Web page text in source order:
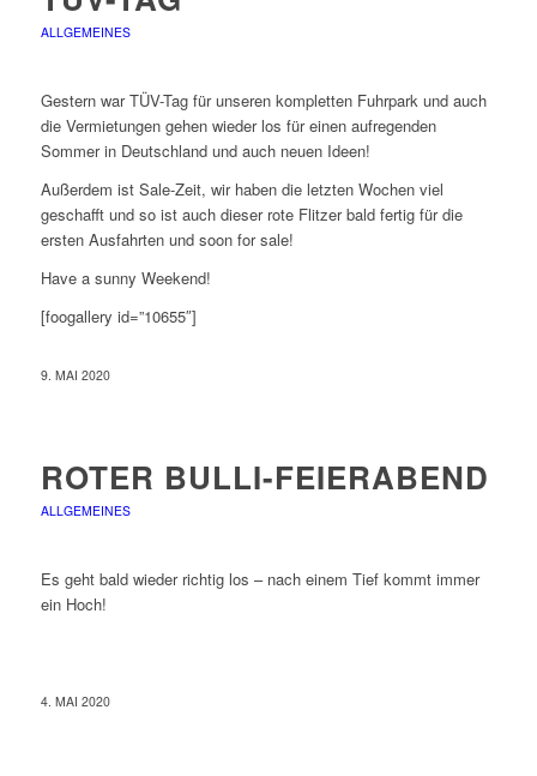
ALLGEMEINES
Gestern war TÜV-Tag für unseren kompletten Fuhrpark und auch
die Vermietungen gehen wieder los für einen aufregenden
Sommer in Deutschland und auch neuen Ideen!
Außerdem ist Sale-Zeit, wir haben die letzten Wochen viel
geschafft und so ist auch dieser rote Flitzer bald fertig für die
ersten Ausfahrten und soon for sale!
Have a sunny Weekend!
[foogallery id=”10655″]
9. MAI 2020
ROTER BULLI-FEIERABEND
ALLGEMEINES
Es geht bald wieder richtig los – nach einem Tief kommt immer
ein Hoch!
4. MAI 2020